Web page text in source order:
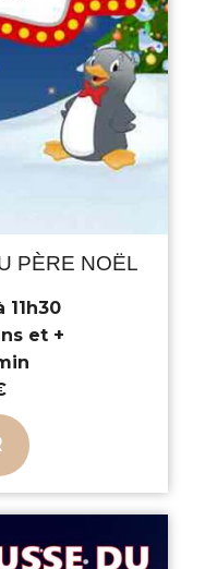
PÈRE NOËL
11h30
et +